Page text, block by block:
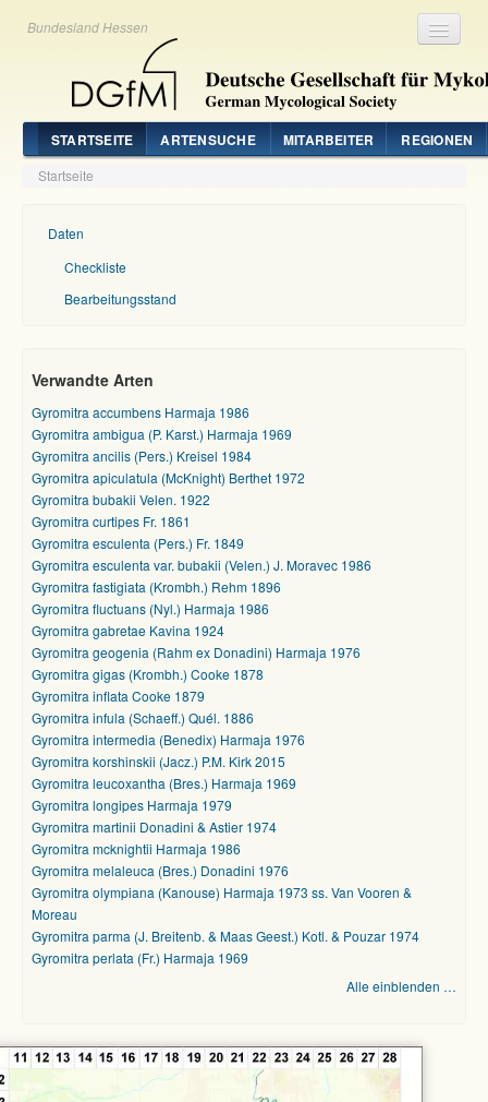
Bundesland Hessen
STARTSEITE ARTENSUCHE MITARBEITER REGIONEN
Startseite
Daten
Checkliste
Bearbeitungsstand
Verwandte Arten
Gyromitra accumbens Harmaja 1986
Gyromitra ambigua (P. Karst.) Harmaja 1969
Gyromitra ancilis (Pers.) Kreisel 1984
Gyromitra apiculatula (McKnight) Berthet 1972
Gyromitra bubakii Velen. 1922
Gyromitra curtipes Fr. 1861
Gyromitra esculenta (Pers.) Fr. 1849
Gyromitra esculenta var. bubakii (Velen.) J. Moravec 1986
Gyromitra fastigiata (Krombh.) Rehm 1896
Gyromitra fluctuans (Nyl.) Harmaja 1986
Gyromitra gabretae Kavina 1924
Gyromitra geogenia (Rahm ex Donadini) Harmaja 1976
Gyromitra gigas (Krombh.) Cooke 1878
Gyromitra inflata Cooke 1879
Gyromitra infula (Schaeff.) Quél. 1886
Gyromitra intermedia (Benedix) Harmaja 1976
Gyromitra korshinskii (Jacz.) P.M. Kirk 2015
Gyromitra leucoxantha (Bres.) Harmaja 1969
Gyromitra longipes Harmaja 1979
Gyromitra martinii Donadini & Astier 1974
Gyromitra mcknightii Harmaja 1986
Gyromitra melaleuca (Bres.) Donadini 1976
Gyromitra olympiana (Kanouse) Harmaja 1973 ss. Van Vooren &
Moreau
Gyromitra parma (J. Breitenb. & Maas Geest.) Kotl. & Pouzar 1974
Gyromitra perlata (Fr.) Harmaja 1969
Alle einblenden …